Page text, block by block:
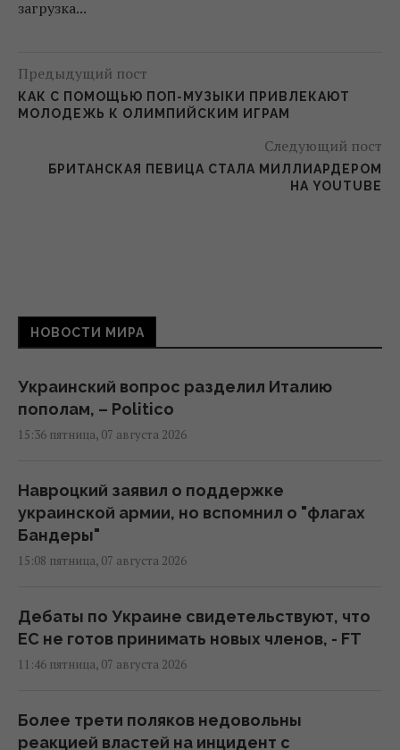
загрузка...
Предыдущий пост
КАК С ПОМОЩЬЮ ПОП-МУЗЫКИ ПРИВЛЕКАЮТ
МОЛОДЕЖЬ К ОЛИМПИЙСКИМ ИГРАМ
Следующий пост
БРИТАНСКАЯ ПЕВИЦА СТАЛА МИЛЛИАРДЕРОМ
НА YOUTUBE
НОВОСТИ МИРА
Украинский вопрос разделил Италию
пополам, – Politico
15:36 пятница, 07 августа 2026
Навроцкий заявил о поддержке
украинской армии, но вспомнил о "флагах
Бандеры"
15:08 пятница, 07 августа 2026
Дебаты по Украине свидетельствуют, что
ЕС не готов принимать новых членов, - FT
11:46 пятница, 07 августа 2026
Более трети поляков недовольны
реакцией властей на инцидент с